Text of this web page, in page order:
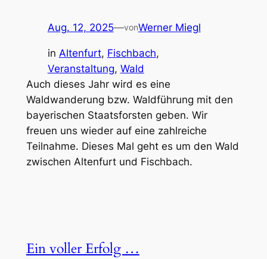
Aug. 12, 2025—vonWerner Miegl
in Altenfurt, Fischbach
Veranstaltung, Wald
Auch dieses Jahr wird es eine
Waldwanderung bzw. Waldführung mit den
bayerischen Staatsforsten geben. Wir
freuen uns wieder auf eine zahlreiche
Teilnahme. Dieses Mal geht es um den Wald
zwischen Altenfurt und Fischbach.
Ein voller Erfolg …